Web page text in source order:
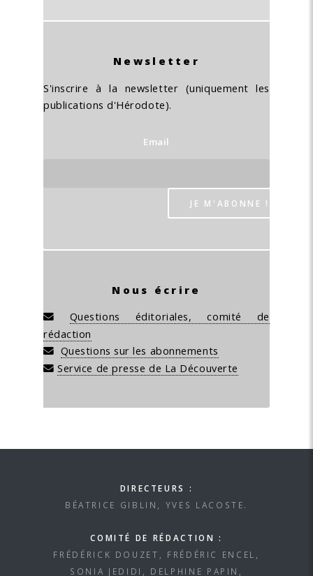
Newsletter
S'inscrire à la newsletter (uniquement les
publications d'Hérodote).
Email
Nous écrire
Questions éditoriales, comité de
rédaction
Questions sur les abonnements
Service de presse de La Découverte
DIRECTEURS :
BÉATRICE GIBLIN, YVES LACOSTE.
COMITÉ DE RÉDACTION :
FRÉDÉRICK DOUZET, FRÉDÉRIC ENCEL,
SONIA JEDIDI, DELPHINE PAPIN,